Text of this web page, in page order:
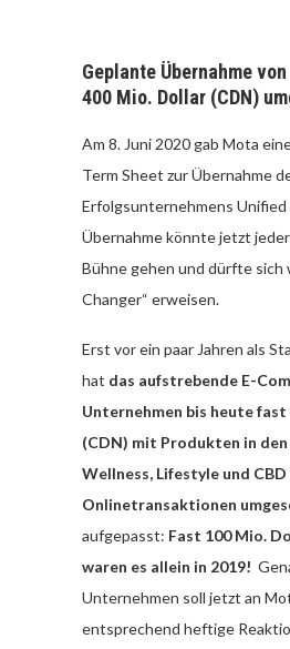
Geplante Übernahme
400 Mio. Dollar (CDN)
Am 8. Juni 2020 gab Mota
Term Sheet zur Übernahme
Erfolgsunternehmens Unified
Übernahme könnte jetzt
Bühne gehen und dürfte sich
Changer“ erweisen.
Erst vor ein paar Jahren als
hat das aufstrebende E-
Unternehmen bis heute
(CDN) mit Produkten in den
Wellness, Lifestyle und CBD
Onlinetransaktionen
aufgepasst: Fast 100 Mio.
waren es allein in 2019!
Unternehmen soll jetzt an
entsprechend heftige